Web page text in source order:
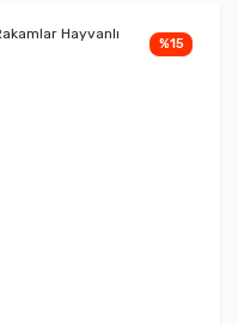
%15